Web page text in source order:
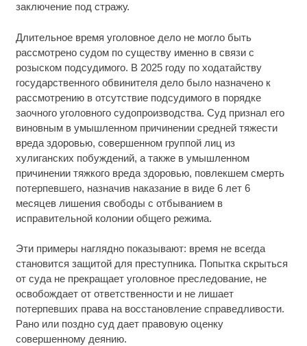
заключение под стражу.
Длительное время уголовное дело не могло быть
рассмотрено судом по существу именно в связи с
розыском подсудимого. В 2025 году по ходатайству
государственного обвинителя дело было назначено к
рассмотрению в отсутствие подсудимого в порядке
заочного уголовного судопроизводства. Суд признал его
виновным в умышленном причинении средней тяжести
вреда здоровью, совершенном группой лиц из
хулиганских побуждений, а также в умышленном
причинении тяжкого вреда здоровью, повлекшем смерть
потерпевшего, назначив наказание в виде 6 лет 6
месяцев лишения свободы с отбыванием в
исправительной колонии общего режима.
Эти примеры наглядно показывают: время не всегда
становится защитой для преступника. Попытка скрыться
от суда не прекращает уголовное преследование, не
освобождает от ответственности и не лишает
потерпевших права на восстановление справедливости.
Рано или поздно суд дает правовую оценку
совершенному деянию.